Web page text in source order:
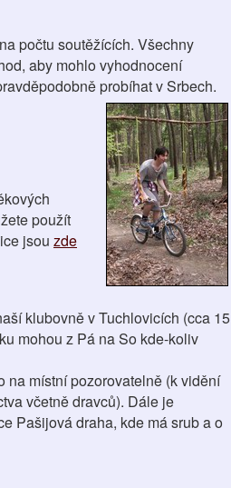
počtu soutěžících. Všechny
aby mohlo vyhodnocení
probíhat v Srbech.
použít
jsou zde
klubovně v Tuchlovicích (cca 15
mohou z Pá na So kde-koliv
na místní pozorovatelně (k vidění
včetně dravců). Dále je
Pašijová draha, kde má srub a o